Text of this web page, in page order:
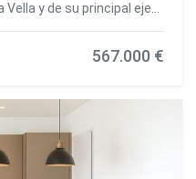
y de su principal eje
zonas ajardinadas y una
disponen de
o terrazas, y una
luz natural y confort
567.000 €